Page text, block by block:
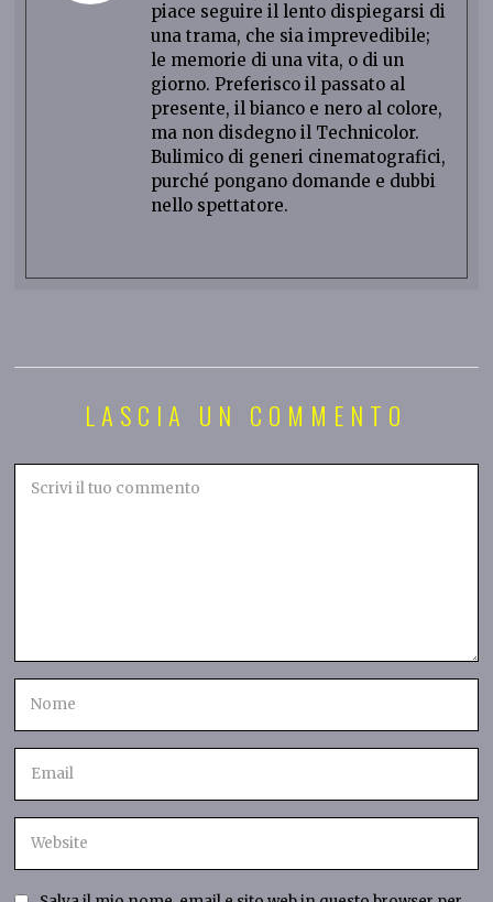
piace seguire il lento dispiegarsi di
una trama, che sia imprevedibile;
le memorie di una vita, o di un
giorno. Preferisco il passato al
presente, il bianco e nero al colore,
ma non disdegno il Technicolor.
Bulimico di generi cinematografici,
purché pongano domande e dubbi
nello spettatore.
LASCIA UN COMMENTO